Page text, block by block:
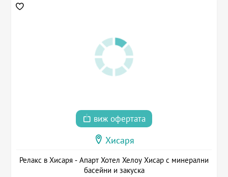
виж офертата
Хисаря
Релакс в Хисаря - Апарт Хотел Хелоу Хисар с минерални
басейни и закуска